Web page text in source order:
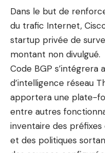
Dans le but de
du trafic Internet,
startup privée de
montant non divulgué.
Code BGP
d’intelligence réseau
apportera une plate-
entre autres
inventaire des préfixes
et des politiques